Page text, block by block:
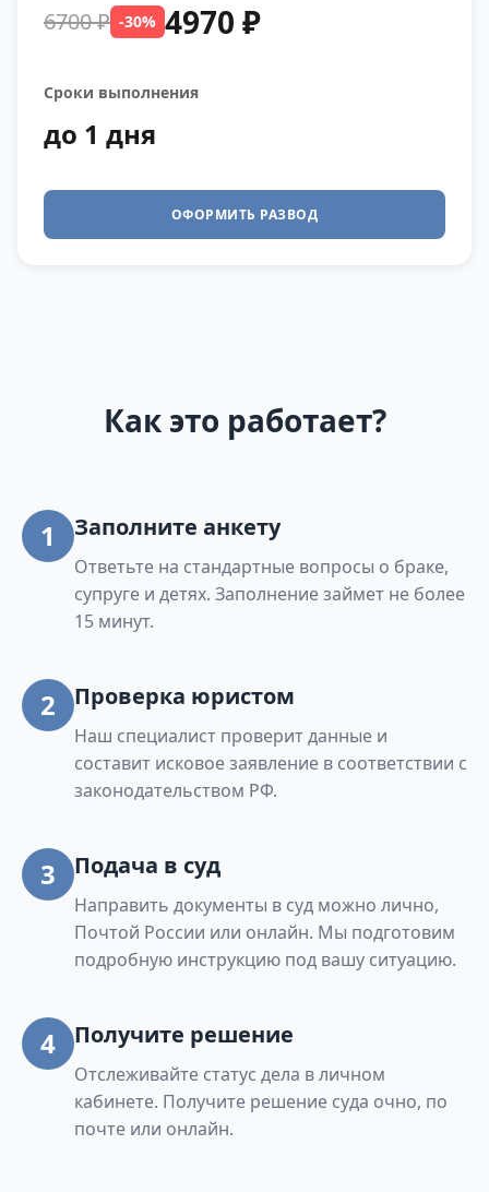
6700 ₽ -30% 4970 ₽
Сроки выполнения
до 1 дня
ОФОРМИТЬ РАЗВОД
Как это работает?
1 Заполните анкету
Ответьте на стандартные вопросы о браке,
супруге и детях. Заполнение займет не более
15 минут.
2 Проверка юристом
Наш специалист проверит данные и
составит исковое заявление в соответствии с
законодательством РФ.
3 Подача в суд
Направить документы в суд можно лично,
Почтой России или онлайн. Мы подготовим
подробную инструкцию под вашу ситуацию.
4 Получите решение
Отслеживайте статус дела в личном
кабинете. Получите решение суда очно, по
почте или онлайн.